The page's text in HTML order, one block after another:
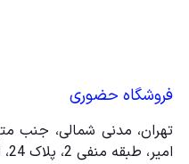
فروشگاه حضوری
تهران، مدنی شمالی، جنب
امیر، طبقه منفی 2، پلاک 24، احسان مارکت